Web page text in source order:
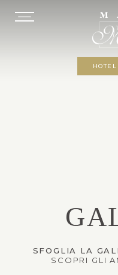
HOTEL
SFOGLIA LA
SCOPRI GLI